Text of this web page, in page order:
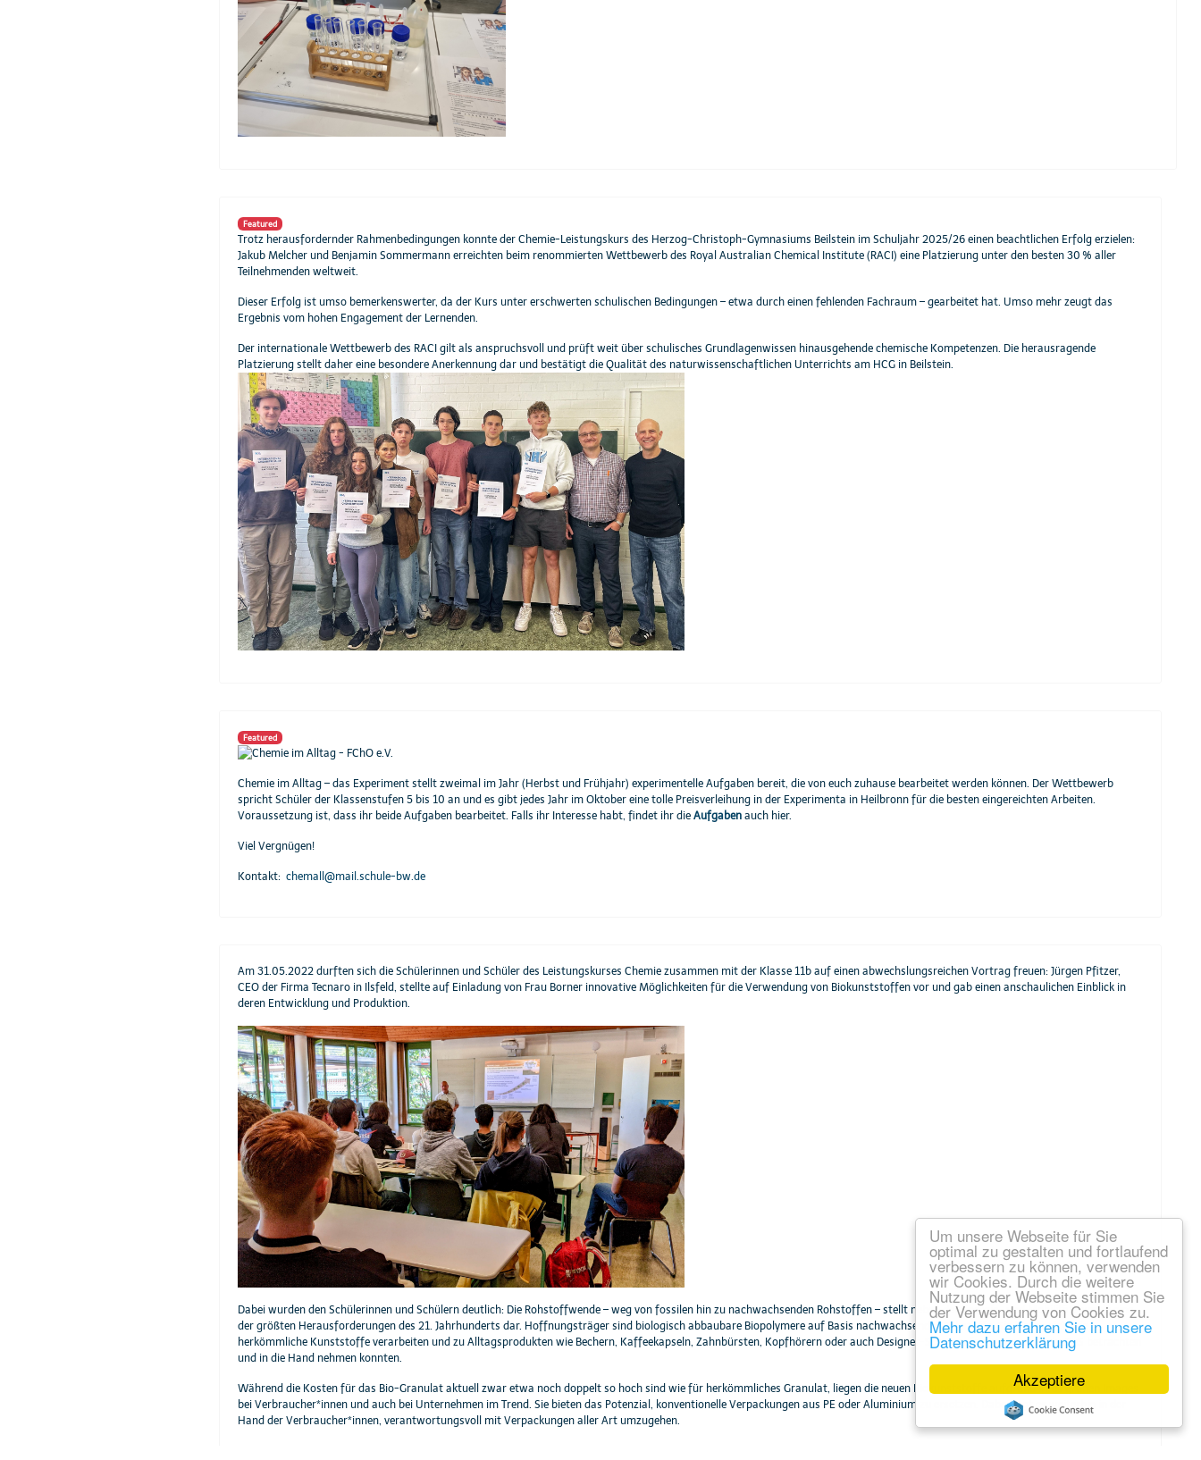
Akzeptiere
Um unsere Webseite für Sie
optimal zu gestalten und fortlaufend
verbessern zu können, verwenden
wir Cookies. Durch die weitere
Nutzung der Webseite stimmen Sie
der Verwendung von Cookies zu.
Mehr dazu erfahren Sie in unsere
Datenschutzerklärung
Cookie Consent plugin for the EU cookie law
Featured
Trotz herausfordernder Rahmenbedingungen konnte der Chemie-Leistungskurs des Herzog-Christoph-Gymnasiums Beilstein im Schuljahr 2025/26 einen beachtlichen Erfolg erzielen:
Jakub Melcher und Benjamin Sommermann erreichten beim renommierten Wettbewerb des Royal Australian Chemical Institute (RACI) eine Platzierung unter den besten 30 % aller
Teilnehmenden weltweit.
Dieser Erfolg ist umso bemerkenswerter, da der Kurs unter erschwerten schulischen Bedingungen – etwa durch einen fehlenden Fachraum – gearbeitet hat. Umso mehr zeugt das
Ergebnis vom hohen Engagement der Lernenden.
Der internationale Wettbewerb des RACI gilt als anspruchsvoll und prüft weit über schulisches Grundlagenwissen hinausgehende chemische Kompetenzen. Die herausragende
Platzierung stellt daher eine besondere Anerkennung dar und bestätigt die Qualität des naturwissenschaftlichen Unterrichts am HCG in Beilstein.
Featured
Chemie im Alltag – das Experiment stellt zweimal im Jahr (Herbst und Frühjahr) experimentelle Aufgaben bereit, die von euch zuhause bearbeitet werden können. Der Wettbewerb
spricht Schüler der Klassenstufen 5 bis 10 an und es gibt jedes Jahr im Oktober eine tolle Preisverleihung in der Experimenta in Heilbronn für die besten eingereichten Arbeiten.
Voraussetzung ist, dass ihr beide Aufgaben bearbeitet. Falls ihr Interesse habt, findet ihr die Aufgaben auch hier.
Viel Vergnügen!
Kontakt: chemall@mail.schule-bw.de
Am 31.05.2022 durften sich die Schülerinnen und Schüler des Leistungskurses Chemie zusammen mit der Klasse 11b auf einen abwechslungsreichen Vortrag freuen: Jürgen Pfitzer,
CEO der Firma Tecnaro in Ilsfeld, stellte auf Einladung von Frau Borner innovative Möglichkeiten für die Verwendung von Biokunststoffen vor und gab einen anschaulichen Einblick in
deren Entwicklung und Produktion.
Dabei wurden den Schülerinnen und Schülern deutlich: Die Rohstoffwende – weg von fossilen hin zu nachwachsenden Rohstoffen – stellt neben der Energie- und Mobilitätswende eine
der größten Herausforderungen des 21. Jahrhunderts dar. Hoffnungsträger sind biologisch abbaubare Biopolymere auf Basis nachwachsender Rohstoffe. Sie lassen sich wie
herkömmliche Kunststoffe verarbeiten und zu Alltagsprodukten wie Bechern, Kaffeekapseln, Zahnbürsten, Kopfhörern oder auch Designer-Schuhen formen, welche die SuS betrachten
und in die Hand nehmen konnten.
Während die Kosten für das Bio-Granulat aktuell zwar etwa noch doppelt so hoch sind wie für herkömmliches Granulat, liegen die neuen Biokunststoffe aufgrund ihres grünen Images
bei Verbraucher*innen und auch bei Unternehmen im Trend. Sie bieten das Potenzial, konventionelle Verpackungen aus PE oder Aluminium zu ersetzen. Dabei liegt es weiterhin in der
Hand der Verbraucher*innen, verantwortungsvoll mit Verpackungen aller Art umzugehen.